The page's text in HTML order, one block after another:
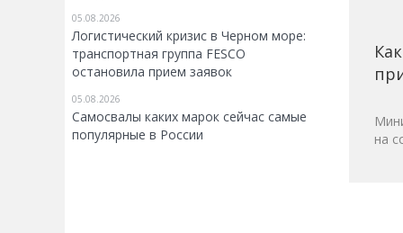
05.08.2026
Логистический кризис в Черном море:
транспортная группа FESCO
остановила прием заявок
05.08.2026
Самосвалы каких марок сейчас самые
популярные в России
на